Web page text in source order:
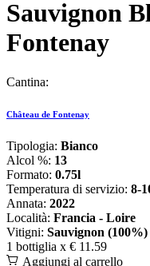
Sauvignon
Fontenay
Cantina:
Château de Fontenay
Tipologia: Bianco
Alcol %: 13
Formato: 0.75l
Temperatura di servizio: 8-
Annata: 2022
Località: Francia - Loire
Vitigni: Sauvignon (100%)
1 bottiglia x € 11.59
Aggiungi al carrello